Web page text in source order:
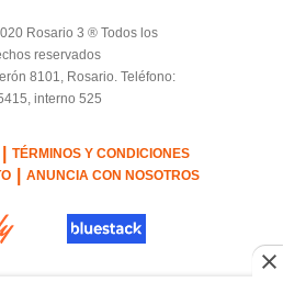
Rosario 3 ® Todos los
reservados
8101, Rosario. Teléfono:
interno 525
TÉRMINOS Y CONDICIONES
ANUNCIA CON NOSOTROS